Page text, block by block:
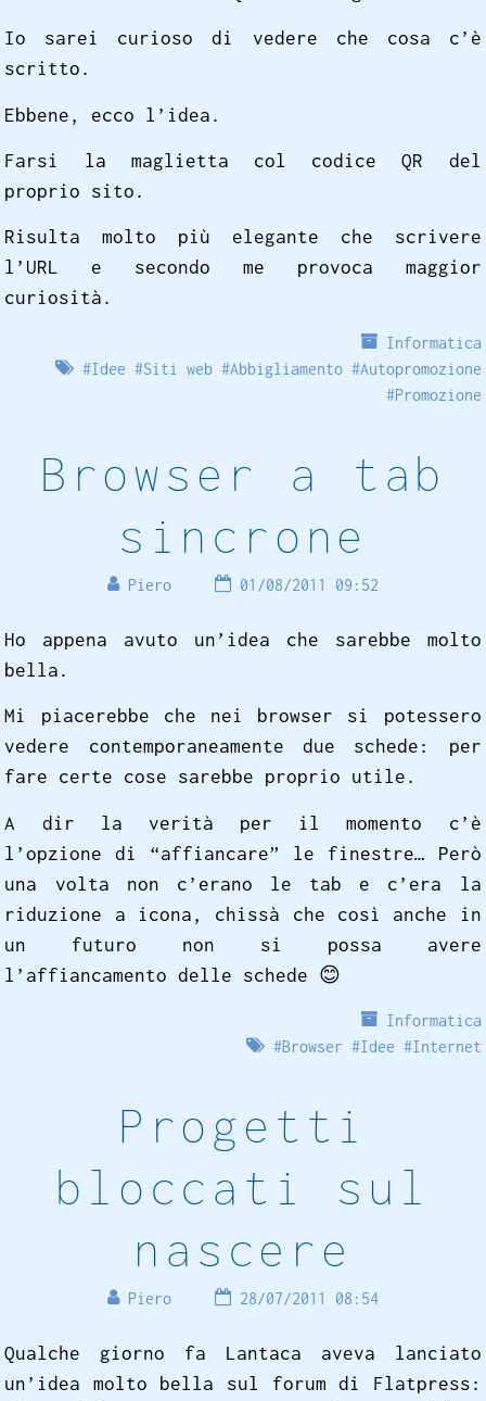
Io sarei curioso di vedere che cosa c’è
scritto.
Ebbene, ecco l’idea.
Farsi la maglietta col codice QR del
proprio sito.
Risulta molto più elegante che scrivere
l’URL e secondo me provoca maggior
curiosità.
Informatica
#Idee #Siti web#Abbigliamento#Autopromozione
#Promozione
Browser a tab
sincrone
Piero 01/08/2011 09:52
Ho appena avuto un’idea che sarebbe molto
bella.
Mi piacerebbe che nei browser si potessero
vedere contemporaneamente due schede: per
fare certe cose sarebbe proprio utile.
A dir la verità per il momento c’è
l’opzione di “affiancare” le finestre… Però
una volta non c’erano le tab e c’era la
riduzione a icona, chissà che così anche in
un futuro non si possa avere
l’affiancamento delle schede 😊
Informatica
#Browser #Idee #Internet
Progetti
bloccati sul
nascere
Piero 28/07/2011 08:54
Qualche giorno fa Lantaca aveva lanciato
un’idea molto bella sul forum di Flatpress: